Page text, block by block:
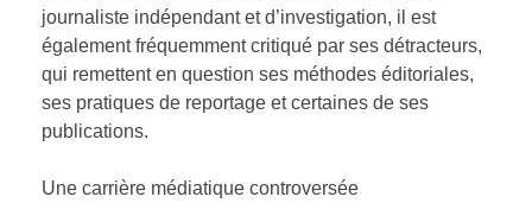
journaliste indépendant et d’investigation, il est
également fréquemment critiqué par ses détracteurs,
qui remettent en question ses méthodes éditoriales,
ses pratiques de reportage et certaines de ses
publications.
Une carrière médiatique controversée